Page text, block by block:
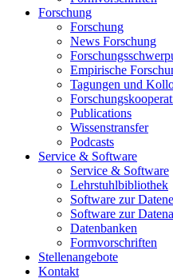
Forschung
Forschung
News Forschung
Empirische
Tagungen und
Publications
Wissenstransfer
Podcasts
Service & Software
Service & Software
Lehrstuhlbibliothek
Software zur
Software zur
Datenbanken
Formvorschriften
Stellenangebote
Kontakt